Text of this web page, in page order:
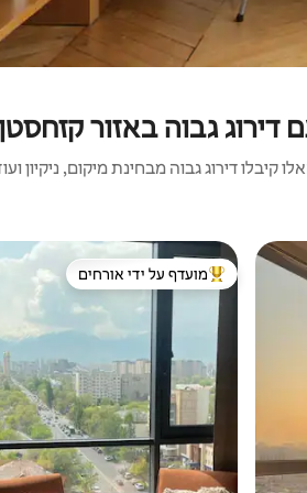
דירוג גבוה באזור
קיבלו דירוג גבוה מבחינת מיקום, ניקיון
מוביל בקרב נכסים מועדפים על ידי
מועדף על ידי אורחים